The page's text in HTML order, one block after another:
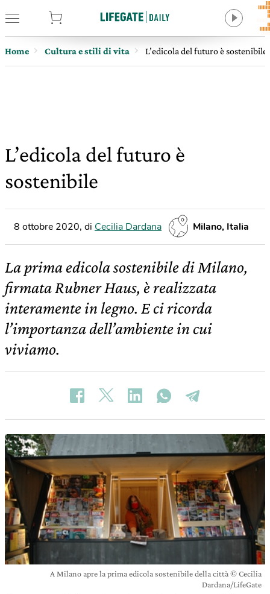
Home Cultura e stili di vita L’edicola del futuro è sostenibile
L’edicola del futuro è
sostenibile
8 ottobre 2020, di Cecilia Dardana Milano, Italia
La prima edicola sostenibile di Milano,
firmata Rubner Haus, è realizzata
interamente in legno. E ci ricorda
l’importanza dell’ambiente in cui
viviamo.
A Milano apre la prima edicola sostenibile della città © Cecilia
Dardana/LifeGate